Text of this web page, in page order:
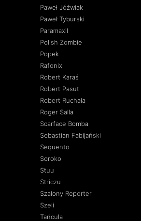
Paweł Jóźwiak
Paweł Tyburski
Paramaxil
Polish Zombie
Popek
Rafonix
Robert Karaś
Robert Pasut
Robert Ruchała
Roger Salla
Scarface Bomba
Sebastian Fabijański
Sequento
Soroko
Stuu
Striczu
Szalony Reporter
Szeli
Tańcula